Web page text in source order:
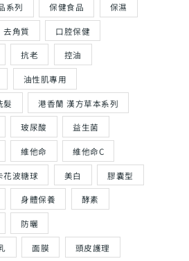
系列 保健食品 保濕
去角質 口腔保健
抗老 控油
油性肌專用
髮 港香蘭 漢方草本系列
玻尿酸 益生菌
維他命 維他命C
花波糖球 美白 膠囊型
身體保養 酵素
防曬
面膜 頭皮護理